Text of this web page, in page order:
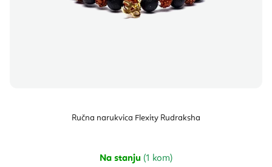
Ručna narukvica Flexity Rudraksha
Na stanju (1 kom)